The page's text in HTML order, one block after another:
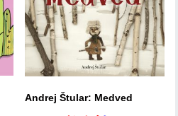
Andrej Štular: Medved